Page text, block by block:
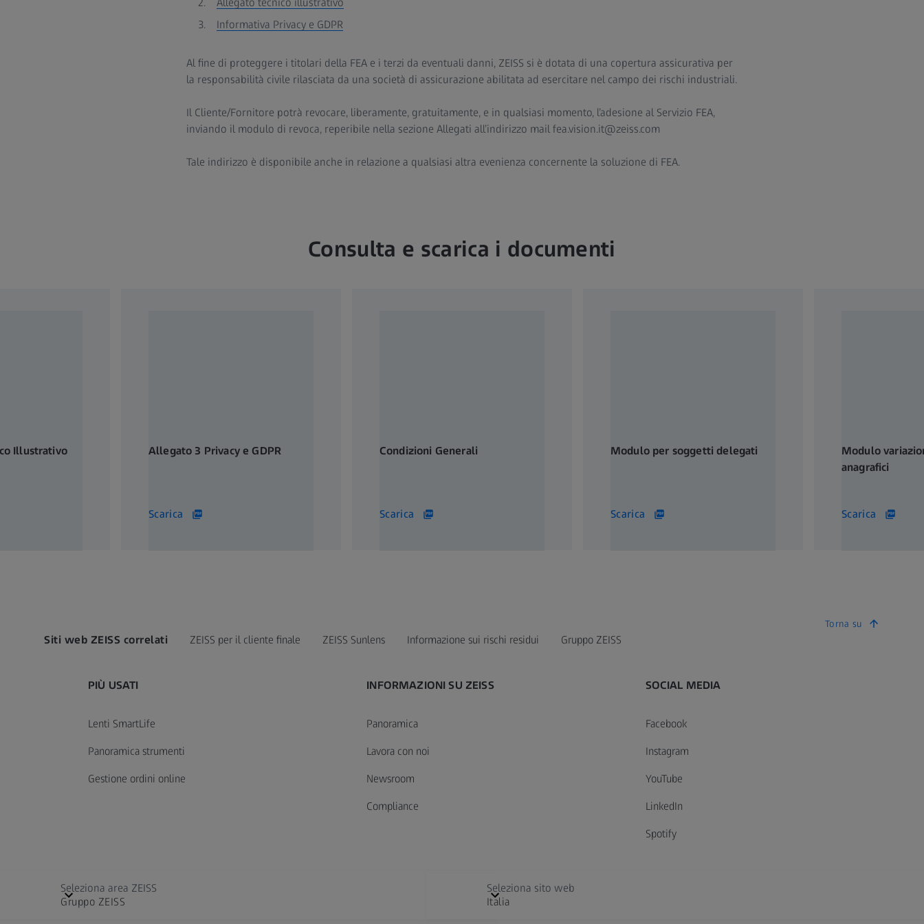
Informativa Privacy e GDPR
Al fine di proteggere i titolari della FEA e i terzi da eventuali danni, ZEISS si è dotata di una copertura assicurativa per
la responsabilità civile rilasciata da una società di assicurazione abilitata ad esercitare nel campo dei rischi industriali.
Il Cliente/Fornitore potrà revocare, liberamente, gratuitamente, e in qualsiasi momento, l’adesione al Servizio FEA,
inviando il modulo di revoca, reperibile nella sezione Allegati all’indirizzo mail fea.vision.it@zeiss.com
Tale indirizzo è disponibile anche in relazione a qualsiasi altra evenienza concernente la soluzione di FEA.
Consulta e scarica i documenti
Illustrativo Allegato 3 Privacy e GDPR
Scarica
Condizioni Generali
Scarica
Modulo per soggetti delegati
Scarica
Modulo
anagrafici
Scarica
Torna su
Siti web ZEISS correlati ZEISS per il cliente finale ZEISS Sunlens Informazione sui rischi residui Gruppo ZEISS
PIÙ USATI
Lenti SmartLife
Panoramica strumenti
Gestione ordini online
INFORMAZIONI SU ZEISS
Panoramica
Lavora con noi
Newsroom
Compliance
SOCIAL MEDIA
Facebook
Instagram
YouTube
LinkedIn
Spotify
Seleziona area ZEISS
Gruppo ZEISS
Seleziona sito web
Italia